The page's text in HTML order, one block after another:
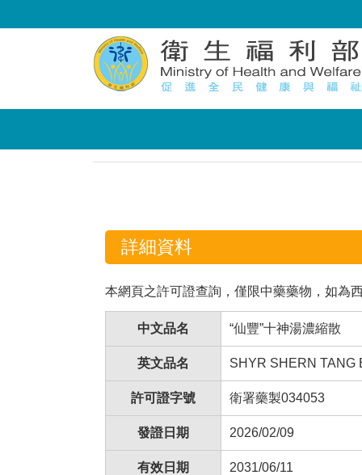
詳細資料
本網頁之許可證查詢，僅限中藥藥物，如為
中文品名 “仙豐”十神湯濃縮散
英文品名 SHYR SHERN TANG
許可證字號 衛署藥製034053
發證日期 2026/02/09
有效日期 2031/06/11